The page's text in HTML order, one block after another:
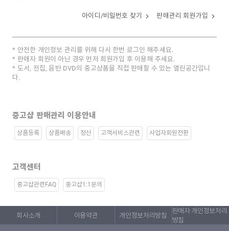
아이디/비밀번호 찾기 판매관리 회원가입
안전한 개인정보 관리를 위해 다시 한번 로그인 해주세요.
판매자 회원이 아닌 경우 먼저 회원가입 후 이용해 주세요.
도서, 전집, 음반 DVD의 중고상품을 직접 판매할 수 있는 열린공간입니
다.
중고샵 판매관리 이용안내
상품등록 상품배송 정산 고객서비스관련 사업자회원전환
고객센터
중고샵관련FAQ 중고샵1:1문의
회사소개 이용약관 개인정보처리방침
판매자 개인정보처리
방침